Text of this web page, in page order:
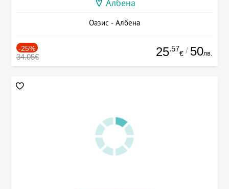
Албена
Оазис - Албена
-25%
34.05€ 25.57
€ / 50лв.